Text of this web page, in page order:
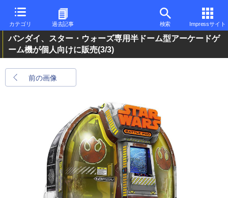
カテゴリ 過去記事 検索 Impressサイト
バンダイ、スター・ウォーズ専用半ドーム型アーケードゲ
ーム機が個人向けに販売(3/3)
前の画像